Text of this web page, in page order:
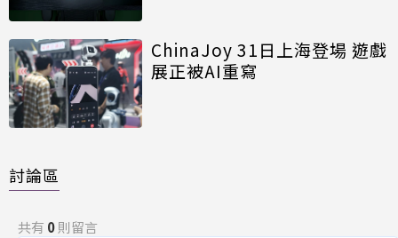
ChinaJoy 31日上海登場 遊戲
展正被AI重寫
討論區
共有 0則留言